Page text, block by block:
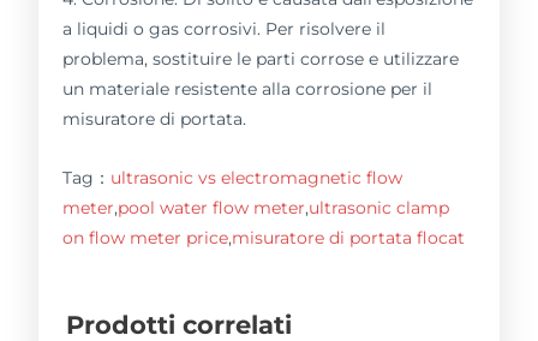
a liquidi o gas corrosivi. Per risolvere il
problema, sostituire le parti corrose e utilizzare
un materiale resistente alla corrosione per il
misuratore di portata.
Tag： ultrasonic vs electromagnetic flow
meter,pool water flow meter,ultrasonic clamp
on flow meter price,misuratore di portata flocat
Prodotti correlati